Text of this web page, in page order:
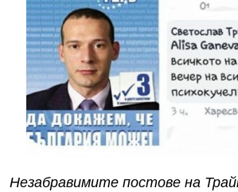
Незабравимите постове на